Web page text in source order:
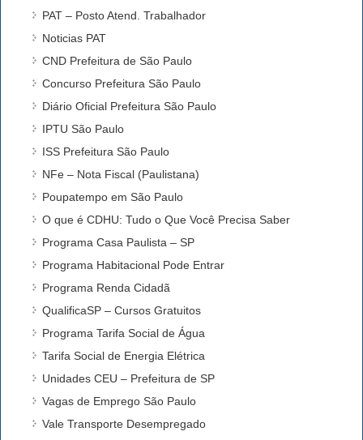
PAT – Posto Atend. Trabalhador
Noticias PAT
CND Prefeitura de São Paulo
Concurso Prefeitura São Paulo
Diário Oficial Prefeitura São Paulo
IPTU São Paulo
ISS Prefeitura São Paulo
NFe – Nota Fiscal (Paulistana)
Poupatempo em São Paulo
O que é CDHU: Tudo o Que Você Precisa Saber
Programa Casa Paulista – SP
Programa Habitacional Pode Entrar
Programa Renda Cidadã
QualificaSP – Cursos Gratuitos
Programa Tarifa Social de Água
Tarifa Social de Energia Elétrica
Unidades CEU – Prefeitura de SP
Vagas de Emprego São Paulo
Vale Transporte Desempregado